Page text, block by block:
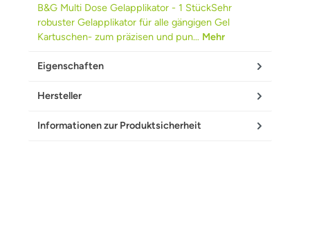
B&G Multi Dose Gelapplikator - 1 StückSehr
robuster Gelapplikator für alle gängigen Gel
Kartuschen- zum präzisen und pun… Mehr
Eigenschaften
Hersteller
Informationen zur Produktsicherheit